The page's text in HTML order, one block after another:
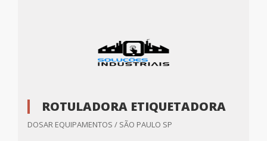
ROTULADORA ETIQUETADORA
DOSAR EQUIPAMENTOS / SÃO PAULO SP